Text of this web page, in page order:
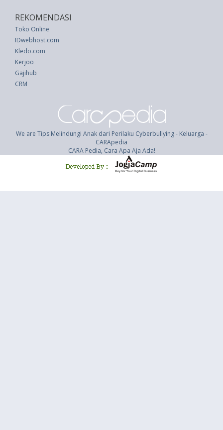
REKOMENDASI
Toko Online
IDwebhost.com
Kledo.com
Kerjoo
Gajihub
CRM
We are Tips Melindungi Anak dari Perilaku Cyberbullying - Keluarga -
CARApedia
CARA Pedia, Cara Apa Aja Ada!